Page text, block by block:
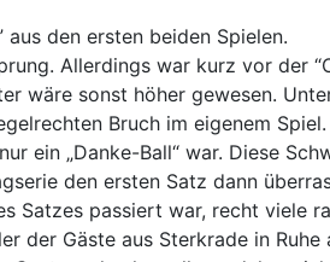
den ersten beiden Spielen.
Allerdings war kurz vor der
wäre sonst höher gewesen.
Bruch im eigenem
„Danke-Ball“ war. Diese
den ersten Satz dann
passiert war, recht viele
der Gäste aus Sterkrade in